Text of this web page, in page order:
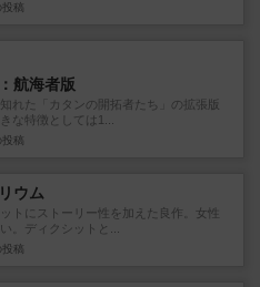
稿
航海者版
れた「カタンの開拓者たち」の拡張版
な特徴としては1...
稿
ウム
トにストーリー性を加えた良作。女性
。ディクシットと...
稿